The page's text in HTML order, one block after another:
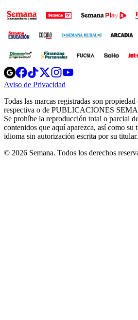
Opens
in
new
Opens
in
new
Opens
in
new
window
Opens
new
windowwindow
Aviso de Privacidad
new
window
Todas las marcas registradas son
respectiva o de PUBLICACIONES
Se prohíbe la reproducción total o parcial
contenidos que aquí aparezca, así como su
idioma sin autorización escrita por su titular.
© 2026 Semana. Todos los derechos